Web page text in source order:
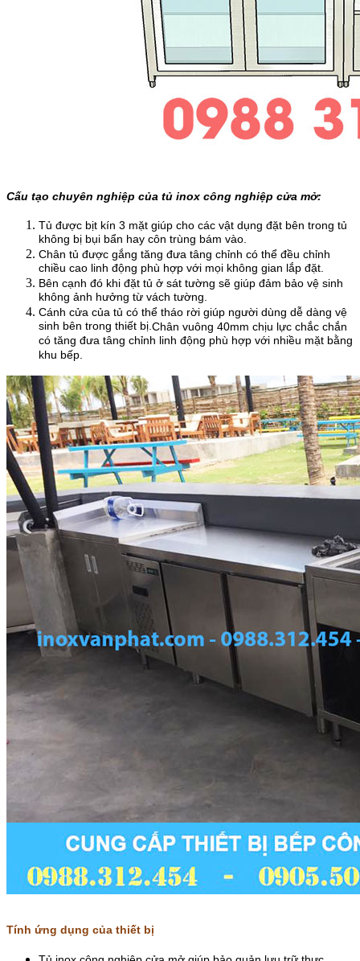
Cấu tạo chuyên nghiệp của tủ inox công nghiệp cửa mở:
Tủ được bịt kín 3 mặt giúp cho các vật dụng đặt bên trong tủ
không bị bụi bẩn hay côn trùng bám vào.
Chân tủ được gắng tăng đưa tâng chỉnh có thể đều chỉnh
chiều cao linh động phù hợp với mọi không gian lắp đặt.
Bên cạnh đó khi đặt tủ ở sát tường sẽ giúp đảm bảo vệ sinh
không ảnh hưởng từ vách tường.
Cánh cửa của tủ có thể tháo rời giúp người dùng dễ dàng vệ
sinh bên trong thiết bị.Chân vuông 40mm chịu lực chắc chắn
có tăng đưa tâng chỉnh linh động phù hợp với nhiều mặt bằng
khu bếp.
Tính ứng dụng của thiết bị